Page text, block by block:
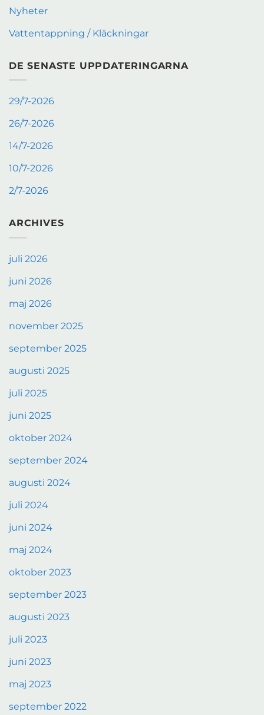
Nyheter
Vattentappning / Kläckningar
DE SENASTE UPPDATERINGARNA
29/7-2026
26/7-2026
14/7-2026
10/7-2026
2/7-2026
ARCHIVES
juli 2026
juni 2026
maj 2026
november 2025
september 2025
augusti 2025
juli 2025
juni 2025
oktober 2024
september 2024
augusti 2024
juli 2024
juni 2024
maj 2024
oktober 2023
september 2023
augusti 2023
juli 2023
juni 2023
maj 2023
september 2022